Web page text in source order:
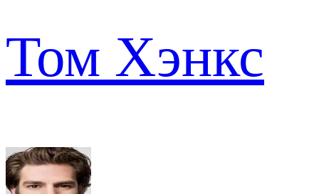
Том Хэнкс